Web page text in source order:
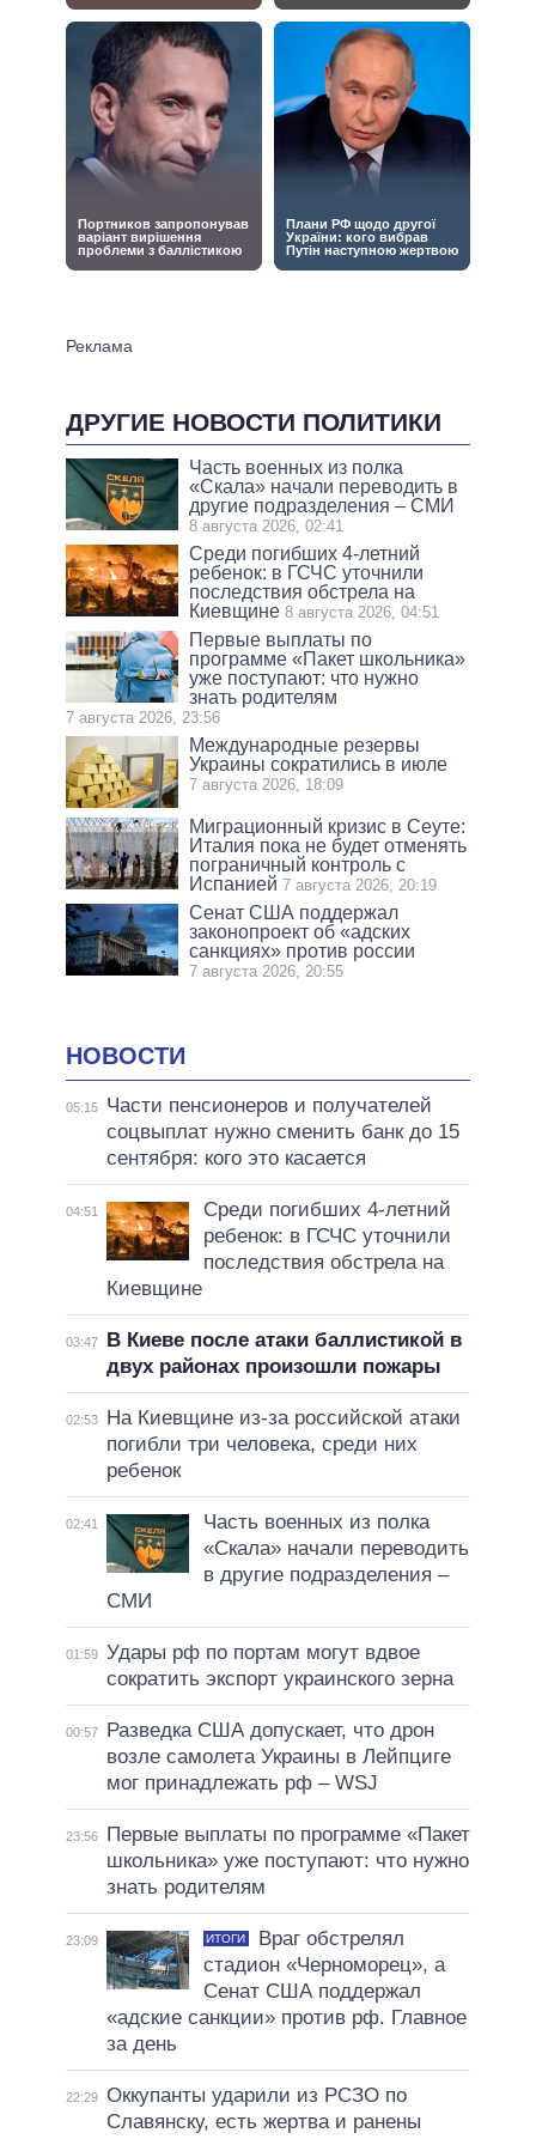
ДРУГИЕ НОВОСТИ ПОЛИТИКИ
Часть военных из полка
«Скала» начали переводить в
другие подразделения – СМИ
8 августа 2026, 02:41
Среди погибших 4-летний
ребенок: в ГСЧС уточнили
последствия обстрела на
Киевщине 8 августа 2026, 04:51
Первые выплаты по
программе «Пакет школьника»
уже поступают: что нужно
знать родителям
7 августа 2026, 23:56
Международные резервы
Украины сократились в июле
7 августа 2026, 18:09
Миграционный кризис в Сеуте:
Италия пока не будет отменять
пограничный контроль с
Испанией 7 августа 2026, 20:19
Сенат США поддержал
законопроект об «адских
санкциях» против россии
7 августа 2026, 20:55
НОВОСТИ
05:15
Части пенсионеров и получателей
соцвыплат нужно сменить банк до 15
сентября: кого это касается
04:51
Среди погибших 4-летний
ребенок: в ГСЧС уточнили
последствия обстрела на
Киевщине
03:47
В Киеве после атаки баллистикой в
двух районах произошли пожары
02:53
На Киевщине из-за российской атаки
погибли три человека, среди них
ребенок
02:41
Часть военных из полка
«Скала» начали переводить
в другие подразделения –
СМИ
01:59 Удары рф по портам могут вдвое
сократить экспорт украинского зерна
00:57
Разведка США допускает, что дрон
возле самолета Украины в Лейпциге
мог принадлежать рф – WSJ
23:56
Первые выплаты по программе «Пакет
школьника» уже поступают: что нужно
знать родителям
23:09 ИТОГИ
Враг обстрелял
стадион «Черноморец», а
Сенат США поддержал
«адские санкции» против рф. Главное
за день
22:29 Оккупанты ударили из РСЗО по
Славянску, есть жертва и ранены